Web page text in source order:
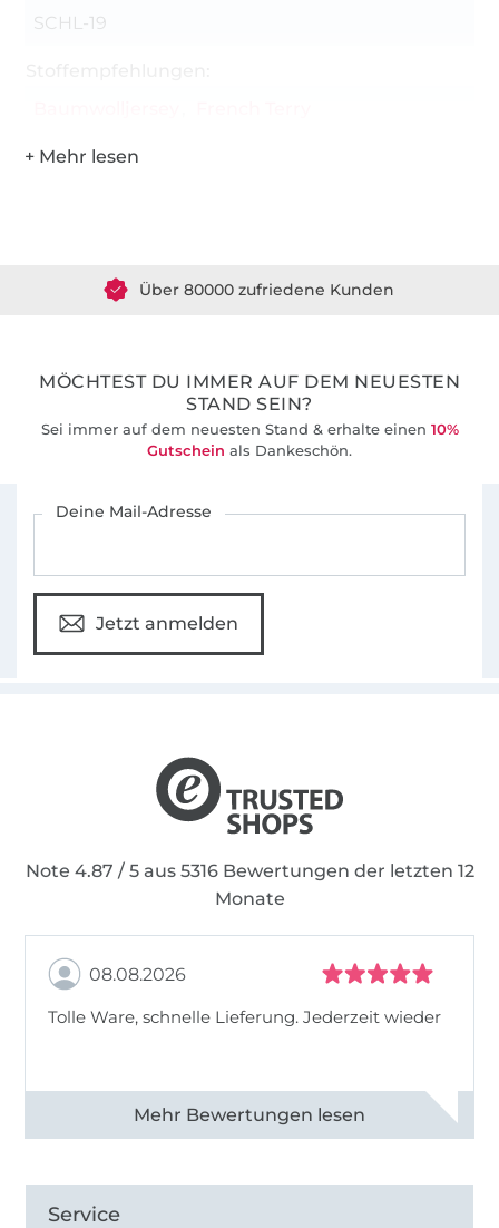
SCHL-19
MÖCHTEST DU IMMER AUF DEM NEUESTEN
STAND SEIN?
Sei immer auf dem neuesten Stand & erhalte einen 10%
Gutschein als Dankeschön.
Deine Mail-Adresse
Jetzt anmelden
Note 4.87 / 5 aus 5316 Bewertungen der letzten 12
Monate
08.08.2026
Tolle Ware, schnelle Lieferung. Jederzeit wieder
Alle 83013 Bewertungen ansehen
Service